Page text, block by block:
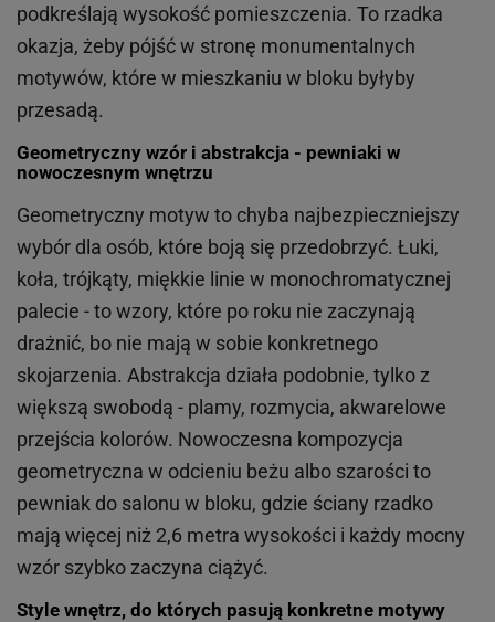
podkreślają wysokość pomieszczenia. To rzadka
okazja, żeby pójść w stronę monumentalnych
motywów, które w mieszkaniu w bloku byłyby
przesadą.
Geometryczny wzór i abstrakcja - pewniaki w
nowoczesnym wnętrzu
Geometryczny motyw to chyba najbezpieczniejszy
wybór dla osób, które boją się przedobrzyć. Łuki,
koła, trójkąty, miękkie linie w monochromatycznej
palecie - to wzory, które po roku nie zaczynają
drażnić, bo nie mają w sobie konkretnego
skojarzenia. Abstrakcja działa podobnie, tylko z
większą swobodą - plamy, rozmycia, akwarelowe
przejścia kolorów. Nowoczesna kompozycja
geometryczna w odcieniu beżu albo szarości to
pewniak do salonu w bloku, gdzie ściany rzadko
mają więcej niż 2,6 metra wysokości i każdy mocny
wzór szybko zaczyna ciążyć.
Style wnętrz, do których pasują konkretne motywy